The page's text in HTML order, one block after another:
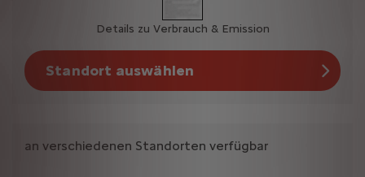
Details zu Verbrauch & Emission
Standort auswählen
an verschiedenen Standorten verfügbar